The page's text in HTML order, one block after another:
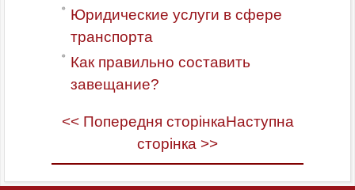
Юридические услуги в сфере
транспорта
Как правильно составить
завещание?
<< Попередня сторінкаНаступна
сторінка >>